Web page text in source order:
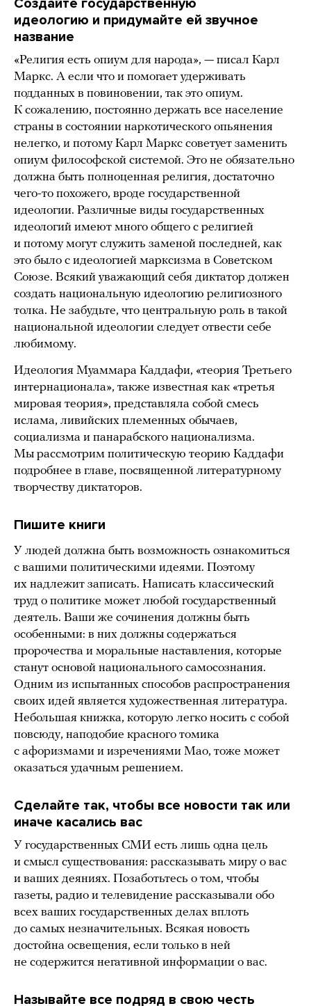
Создайте государственную
идеологию и придумайте ей звучное
название
«Религия есть опиум для народа», — писал Карл
Маркс. А если что и помогает удерживать
подданных в повиновении, так это опиум.
К сожалению, постоянно держать все население
страны в состоянии наркотического опьянения
нелегко, и потому Карл Маркс советует заменить
опиум философской системой. Это не обязательно
должна быть полноценная религия, достаточно
чего-то похожего, вроде государственной
идеологии. Различные виды государственных
идеологий имеют много общего с религией
и потому могут служить заменой последней, как
это было с идеологией марксизма в Советском
Союзе. Всякий уважающий себя диктатор должен
создать национальную идеологию религиозного
толка. Не забудьте, что центральную роль в такой
национальной идеологии следует отвести себе
любимому.
Идеология Муаммара Каддафи, «теория Третьего
интернационала», также известная как «третья
мировая теория», представляла собой смесь
ислама, ливийских племенных обычаев,
социализма и панарабского национализма.
Мы рассмотрим политическую теорию Каддафи
подробнее в главе, посвященной литературному
творчеству диктаторов.
Пишите книги
У людей должна быть возможность ознакомиться
с вашими политическими идеями. Поэтому
их надлежит записать. Написать классический
труд о политике может любой государственный
деятель. Ваши же сочинения должны быть
особенными: в них должны содержаться
пророчества и моральные наставления, которые
станут основой национального самосознания.
Одним из испытанных способов распространения
своих идей является художественная литература.
Небольшая книжка, которую легко носить с собой
повсюду, наподобие красного томика
с афоризмами и изречениями Мао, тоже может
оказаться удачным решением.
Сделайте так, чтобы все новости так или
иначе касались вас
У государственных СМИ есть лишь одна цель
и смысл существования: рассказывать миру о вас
и ваших деяниях. Позаботьтесь о том, чтобы
газеты, радио и телевидение рассказывали обо
всех ваших государственных делах вплоть
до самых незначительных. Всякая новость
достойна освещения, если только в ней
не содержится негативной информации о вас.
Называйте все подряд в свою честь